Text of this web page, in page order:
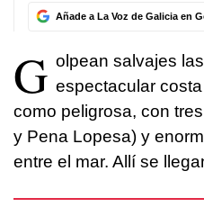
Añade a La Voz de Galicia en
G olpean salvajes
espectacular
como peligrosa, con
y Pena Lopesa) y
entre el mar. Allí se